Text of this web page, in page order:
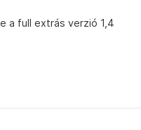
a full extrás verzió 1,4